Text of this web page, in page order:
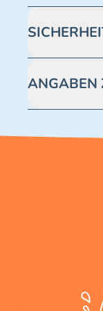
ANGABEN